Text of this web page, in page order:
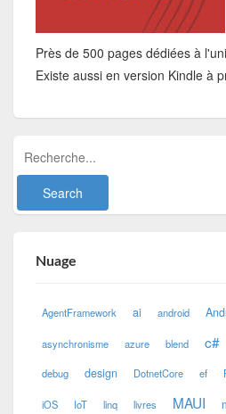
Près de 500 pages dédiées à
Existe aussi en version Kindle à
Nuage
AgentFramework ai android
asynchronisme azure blend c#
debug design DotnetCore ef
iOS IoT linq livres MAUI